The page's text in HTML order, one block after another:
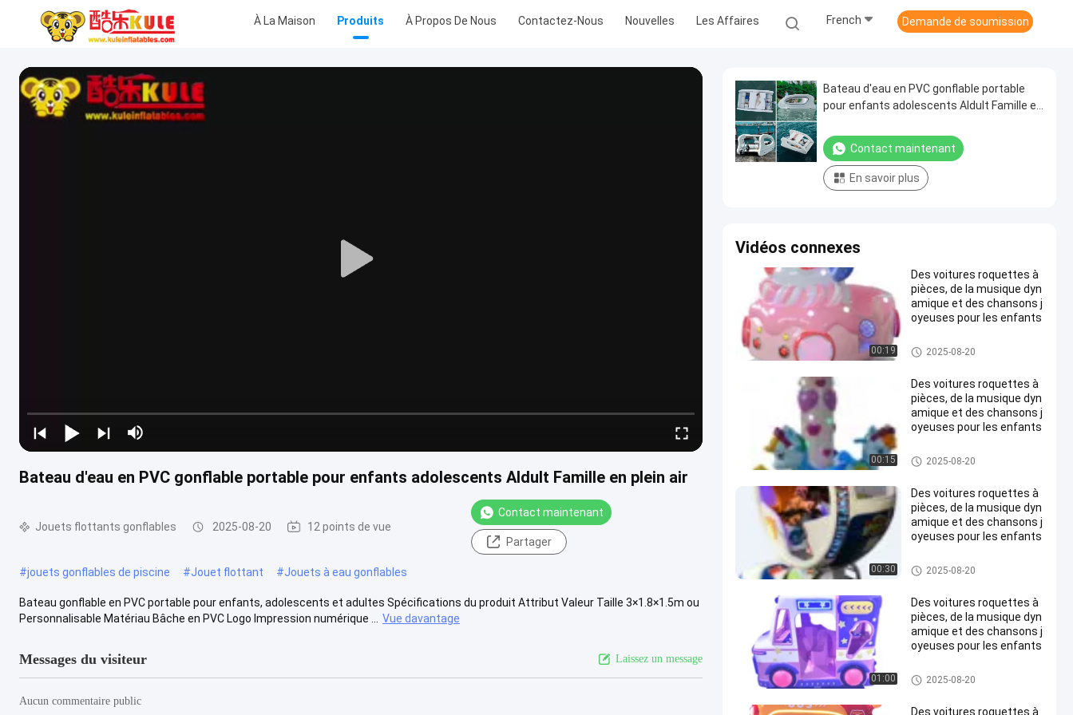
À La Maison Produits À Propos De Nous Contactez-Nous Nouvelles Les Affaires French Demande de soumission
Bateau d'eau en PVC gonflable portable pour enfants adolescents Aldult Famille en plein air
Jouets flottants gonflables 2025-08-20 12 points de vue
Contact maintenant
Partager
#jouets gonflables de piscine #Jouet flottant #Jouets à eau gonflables
Bateau gonflable en PVC portable pour enfants, adolescents et adultes Spécifications du produit Attribut Valeur Taille 3×1.8×1.5m ou
Personnalisable Matériau Bâche en PVC Logo Impression numérique ...
Vue davantage
Messages du visiteur Laissez un message
Aucun commentaire public
Bateau d'eau en PVC gonflable portable
pour enfants adolescents Aldult Famille en
Contact maintenant
En savoir plus
Vidéos connexes
00:19
Des voitures roquettes à
pièces, de la musique dyn
amique et des chansons j
oyeuses pour les enfants
Les enfants roquettes
2025-08-20
00:15
Des voitures roquettes à
pièces, de la musique dyn
amique et des chansons j
oyeuses pour les enfants
Les enfants roquettes
2025-08-20
00:30
Des voitures roquettes à
pièces, de la musique dyn
amique et des chansons j
oyeuses pour les enfants
Les enfants roquettes
2025-08-20
01:00
Des voitures roquettes à
pièces, de la musique dyn
amique et des chansons j
oyeuses pour les enfants
Les enfants roquettes
2025-08-20
Des voitures roquettes à